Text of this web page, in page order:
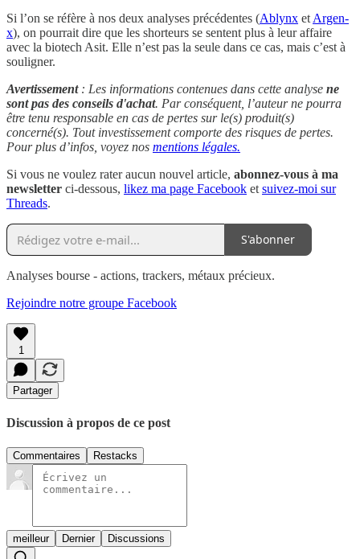
Si l’on se réfère à nos deux analyses précédentes (Ablynx et Argen-
x), on pourrait dire que les shorteurs se sentent plus à leur affaire
avec la biotech Asit. Elle n’est pas la seule dans ce cas, mais c’est à
souligner.
Avertissement: Les informations contenues dans cette analyse ne
sont pas des conseils d'achat. Par conséquent, l’auteur ne pourra
être tenu responsable en cas de pertes sur le(s) produit(s)
concerné(s). Tout investissement comporte des risques de pertes.
Pour plus d’infos, voyez nos mentions légales.
Si vous ne voulez rater aucun nouvel article, abonnez-vous à ma
newsletter ci-dessous, likez ma page Facebook et suivez-moi sur
Threads.
S'abonner
Analyses bourse - actions, trackers, métaux précieux.
Rejoindre notre groupe Facebook
1
Partager
Discussion à propos de ce post
Commentaires Restacks
meilleur Dernier Discussions